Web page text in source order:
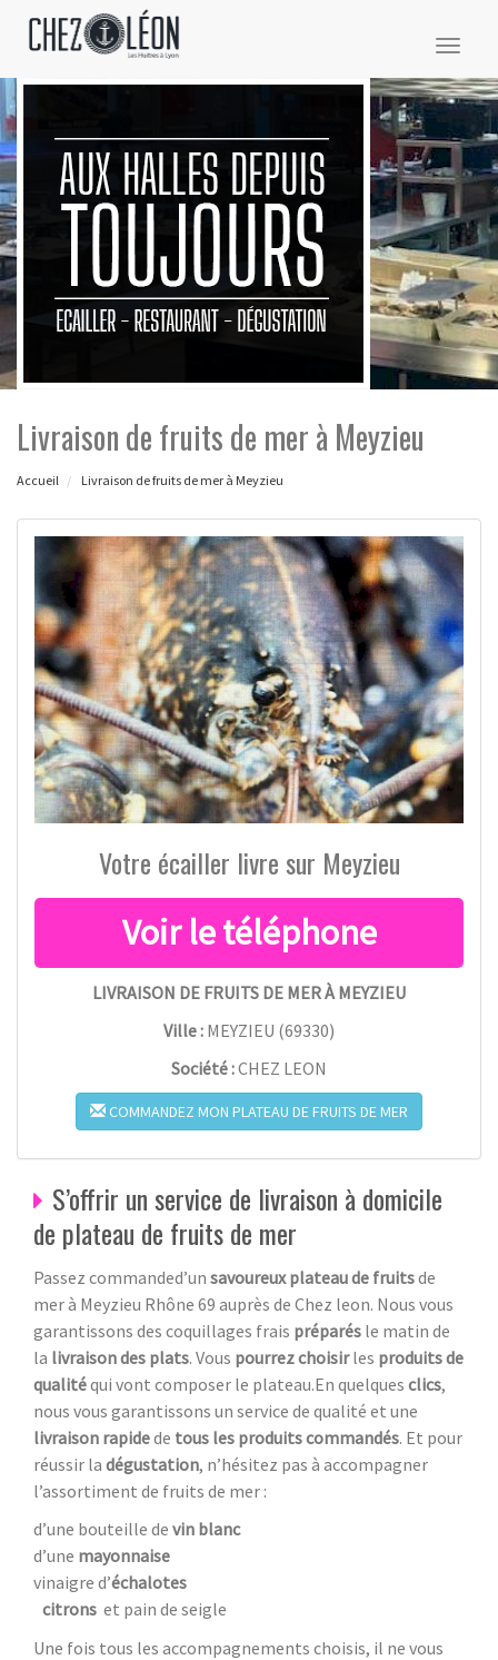
Livraison de fruits de mer à Meyzieu
Accueil Livraison de fruits de mer à Meyzieu
Votre écailler livre sur Meyzieu
LIVRAISON DE FRUITS DE MER À MEYZIEU
Ville : MEYZIEU (69330)
Société :CHEZ LEON
COMMANDEZ MON PLATEAU DE FRUITS DE MER
S’offrir un service de livraison à domicile
de plateau de fruits de mer
Passez commanded’un savoureux plateau de fruitsde
mer à Meyzieu Rhône 69 auprès de Chez leon. Nous vous
garantissons des coquillages frais préparés le matin de
la livraison des plats. Vous pourrez choisirles produits de
qualitéqui vont composer le plateau.En quelques clics,
nous vous garantissons un service de qualité et une
livraison rapidede tous les produits commandés. Et pour
réussir la dégustation, n’hésitez pas à accompagner
l’assortiment de fruits de mer :
d’une bouteille de vin blanc
d’une mayonnaise
vinaigre d’échalotes
citrons et pain de seigle
Une fois tous les accompagnements choisis, il ne vous